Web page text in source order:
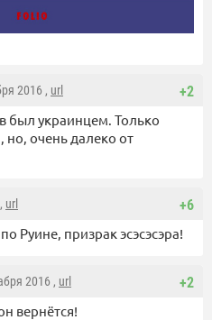
+2
2016 , url
был украинцем. Только
но, очень далеко от
+6
url
Руине, призрак эсэсэсэра!
+2
2016 , url
вернётся!